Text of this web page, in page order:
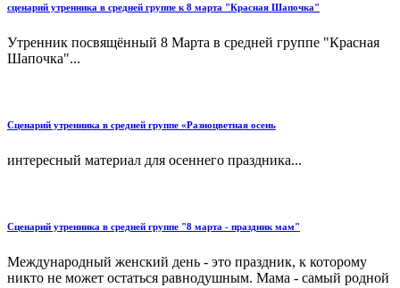
сценарий утренника в средней группе к 8 марта "Красная Шапочка"
Утренник посвящённый 8 Марта в средней группе "Красная
Шапочка"...
Сценарий утренника в средней группе «Разноцветная осень
интересный материал для осеннего праздника...
Сценарий утренника в средней группе "8 марта - праздник мам"
Международный женский день - это праздник, к которому
никто не может остаться равнодушным. Мама - самый родной